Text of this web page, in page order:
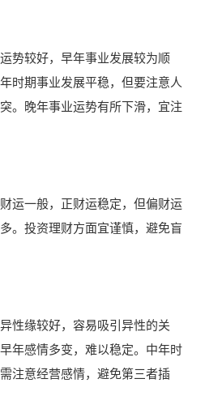
势较好，早年事业发展较为顺
时期事业发展平稳，但要注意人
。晚年事业运势有所下滑，宜注
运一般，正财运稳定，但偏财运
。投资理财方面宜谨慎，避免盲
性缘较好，容易吸引异性的关
年感情多变，难以稳定。中年时
注意经营感情，避免第三者插